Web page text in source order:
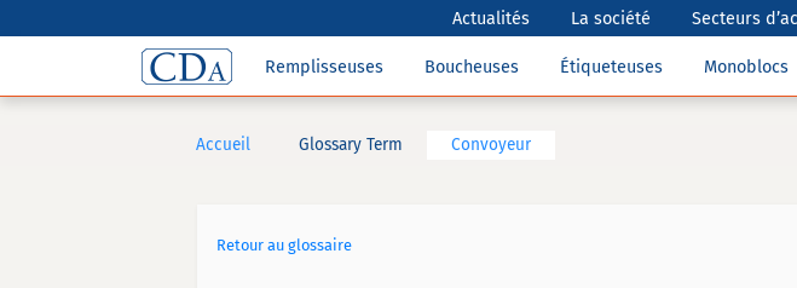
Actualités La société Secteurs
Remplisseuses Boucheuses Étiqueteuses Monoblocs
Accueil Glossary Term Convoyeur
Retour au glossaire